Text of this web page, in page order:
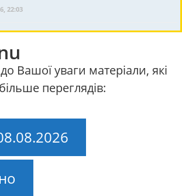
22:03
Вашої уваги матеріали, які
переглядів: